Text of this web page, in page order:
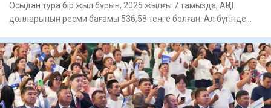
Осыдан тура бір жыл бұрын, 2025 жылғы 7 тамызда, АҚШ
долларының ресми бағамы 536,58 теңге болған. Ал бүгінде